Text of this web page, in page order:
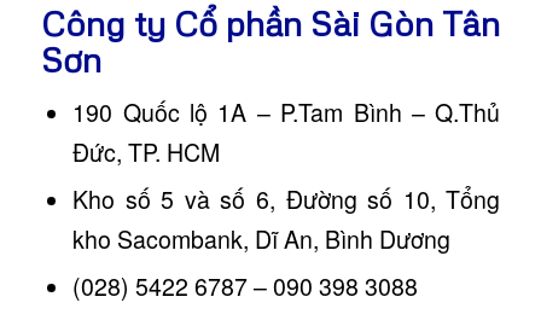
Công ty Cổ phần Sài Gòn Tân
Sơn
190 Quốc lộ 1A – P.Tam Bình – Q.Thủ
Đức, TP. HCM
Kho số 5 và số 6, Đường số 10, Tổng
kho Sacombank, Dĩ An, Bình Dương
(028) 5422 6787 – 090 398 3088